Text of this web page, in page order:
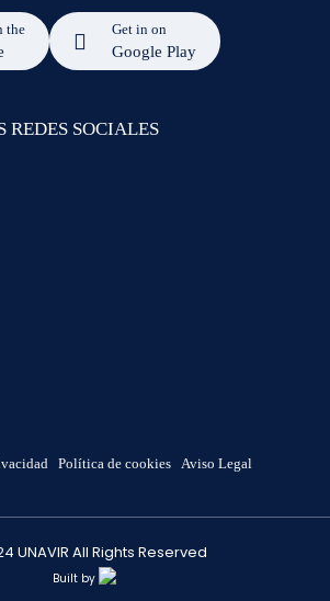
the Get in on
Google Play
REDES SOCIALES
UNAVIR All Rights Reserved
Built by
Política de cookies Aviso Legal